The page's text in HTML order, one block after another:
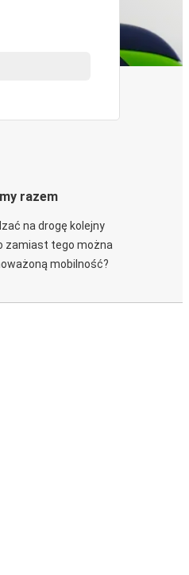
razem
na drogę kolejny
zamiast tego można
mobilność?